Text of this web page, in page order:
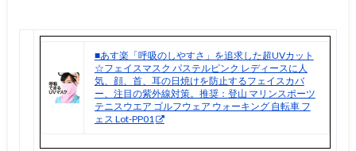
■あす楽「呼吸のしやすさ」を追求した超UVカット
☆フェイスマスク パステルピンク レディースに人
気、顔、首、耳の日焼けを防止するフェイスカバ
ー、注目の紫外線対策。推奨：登山 マリンスポーツ
テニスウエア ゴルフウェア ウォーキング 自転車 フ
ェス Lot-PP01